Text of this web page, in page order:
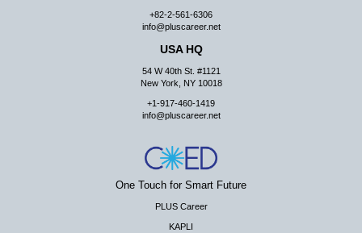
+82-2-561-6306
info@pluscareer.net
USA HQ
54 W 40th St. #1121
New York, NY 10018
+1-917-460-1419
info@pluscareer.net
One Touch for Smart Future
PLUS Career
KAPLI